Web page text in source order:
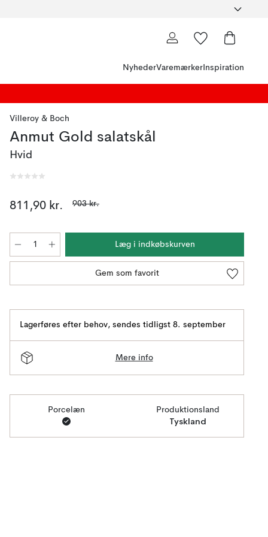
NyhederVaremærker Inspiration
Villeroy & Boch
Anmut Gold salatskål
Hvid
811,90 kr. 903 kr.
Læg i indkøbskurven
Gem som favorit
Lagerføres efter behov, sendes tidligst 8. september
Mere info
Porcelæn Produktionsland
Tyskland